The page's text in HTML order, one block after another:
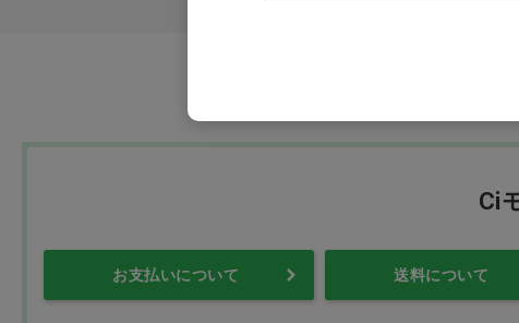
Ci
お支払いについて 送料について